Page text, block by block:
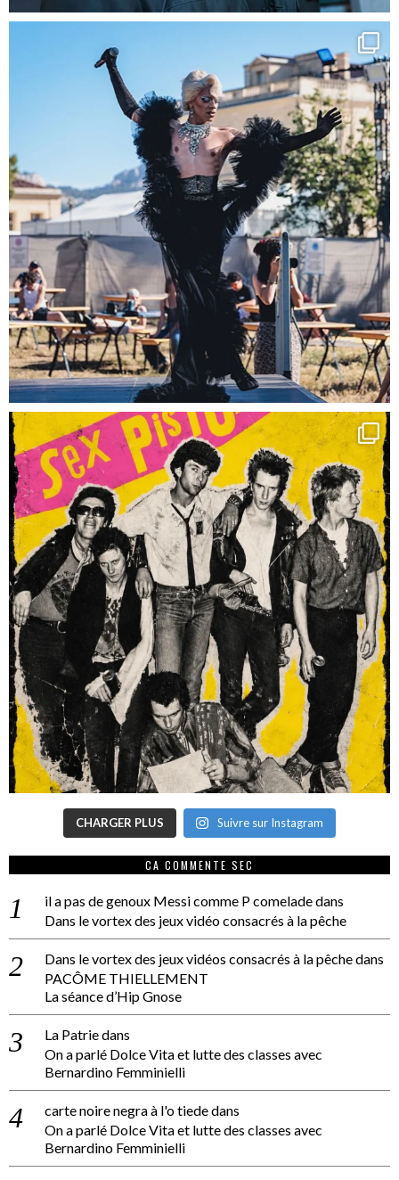
CHARGER PLUS Suivre sur Instagram
CA COMMENTE SEC
il a pas de genoux Messi comme P comeladedans
Dans le vortex des jeux vidéo consacrés à la pêche
Dans le vortex des jeux vidéos consacrés à la pêchedans
PACÔME THIELLEMENT
La séance d’Hip Gnose
La Patriedans
On a parlé Dolce Vita et lutte des classes avec
Bernardino Femminielli
carte noire negra à l'o tiededans
On a parlé Dolce Vita et lutte des classes avec
Bernardino Femminielli